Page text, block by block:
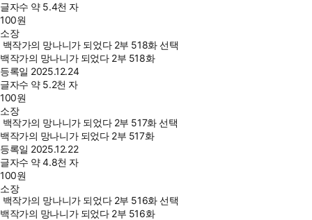
글자수 약 5.4천 자
100원
소장
백작가의 망나니가 되었다 2부 518화 선택
백작가의 망나니가 되었다 2부 518화
등록일 2025.12.24
글자수 약 5.2천 자
100원
소장
백작가의 망나니가 되었다 2부 517화 선택
백작가의 망나니가 되었다 2부 517화
등록일 2025.12.22
글자수 약 4.8천 자
100원
소장
백작가의 망나니가 되었다 2부 516화 선택
백작가의 망나니가 되었다 2부 516화